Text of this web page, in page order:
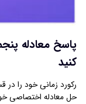
پاسخ معادله
کنید
رکورد زمانی خود را
حل معادله اختصاصی